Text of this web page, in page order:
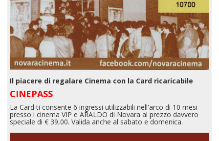
Il piacere di regalare Cinema con la Card ricaricabile
CINEPASS
La Card ti consente 6 ingressi utilizzabili nell'arco di 10 mesi
presso i cinema VIP e ARALDO di Novara al prezzo davvero
speciale di € 39,00. Valida anche al sabato e domenica.